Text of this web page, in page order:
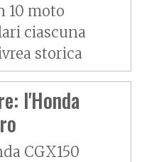
10 moto
ciascuna
storica
l'Honda
CGX150